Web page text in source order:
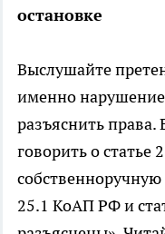
остановке
Выслушайте
именно
разъяснить права.
говорить о статье
25.1 КоАП РФ и